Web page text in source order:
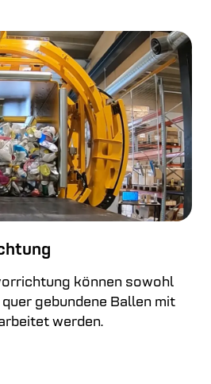
können sowohl
gebundene Ballen mit
werden.